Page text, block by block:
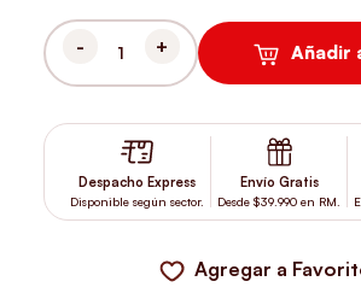
SABANILLAS O ALFOMBRILLAS DE
Añadir
Despacho Express
Disponible según sector.
Envío Gratis
Desde $39.990 en RM.
Agregar a